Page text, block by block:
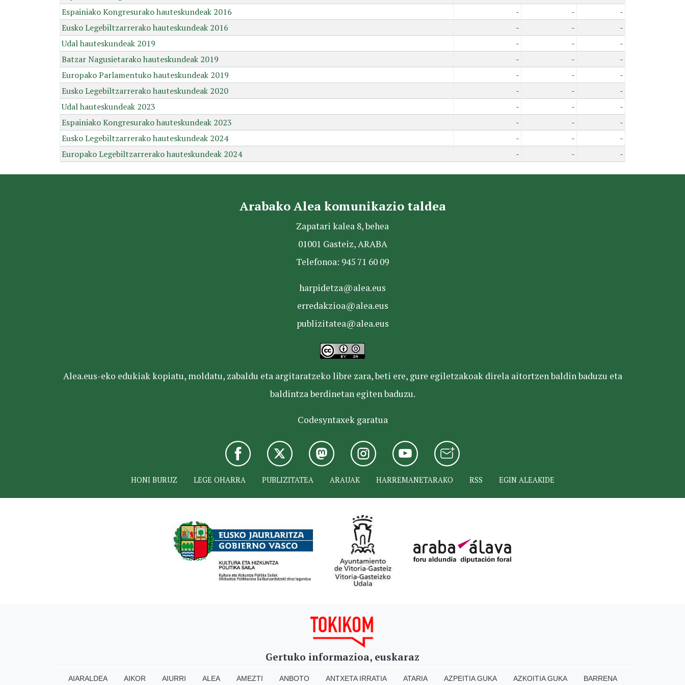
Espainiako Kongresurako hauteskundeak 2016
- -
-
Eusko Legebiltzarrerako hauteskundeak 2016
- -
-
Udal hauteskundeak 2019
- -
-
Batzar Nagusietarako hauteskundeak 2019
- -
-
Europako Parlamentuko hauteskundeak 2019
- -
-
Eusko Legebiltzarrerako hauteskundeak 2020
- -
-
Udal hauteskundeak 2023
- -
-
Espainiako Kongresurako hauteskundeak 2023
- -
-
Eusko Legebiltzarrerako hauteskundeak 2024
- -
-
Europako Legebiltzarrerako hauteskundeak 2024
- - -
Arabako Alea komunikazio taldea
Zapatari kalea 8, behea
01001 Gasteiz, ARABA
Telefonoa: 945 71 60 09
harpidetza@alea.eus
erredakzioa@alea.eus
publizitatea@alea.eus
Alea.eus-eko edukiak kopiatu, moldatu, zabaldu eta argitaratzeko libre zara, beti ere, gure egiletzakoak direla aitortzen baldin baduzu eta
baldintza berdinetan egiten baduzu.
Codesyntaxek garatua
HONI BURUZ LEGE OHARRA PUBLIZITATEA ARAUAK HARREMANETARAKO RSS EGIN ALEAKIDE
Gertuko informazioa, euskaraz
AIARALDEA AIKOR AIURRI ALEA AMEZTI ANBOTO ANTXETA IRRATIA ATARIA AZPEITIA GUKA AZKOITIA GUKA BARRENA